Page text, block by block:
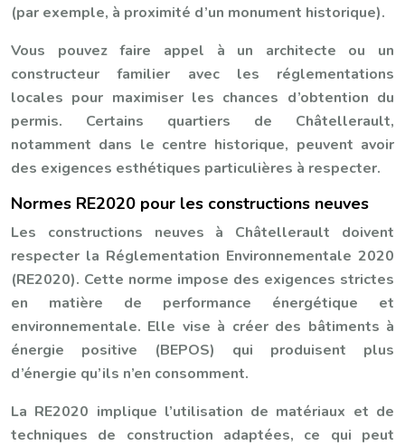
(par exemple, à proximité d’un monument historique).
Vous pouvez faire appel à un architecte ou un
constructeur familier avec les réglementations
locales pour maximiser les chances d’obtention du
permis. Certains quartiers de Châtellerault,
notamment dans le centre historique, peuvent avoir
des exigences esthétiques particulières à respecter.
Normes RE2020 pour les constructions neuves
Les constructions neuves à Châtellerault doivent
respecter la Réglementation Environnementale 2020
(RE2020). Cette norme impose des exigences strictes
en matière de performance énergétique et
environnementale. Elle vise à créer des bâtiments à
énergie positive (BEPOS) qui produisent plus
d’énergie qu’ils n’en consomment.
La RE2020 implique l’utilisation de matériaux et de
techniques de construction adaptées, ce qui peut